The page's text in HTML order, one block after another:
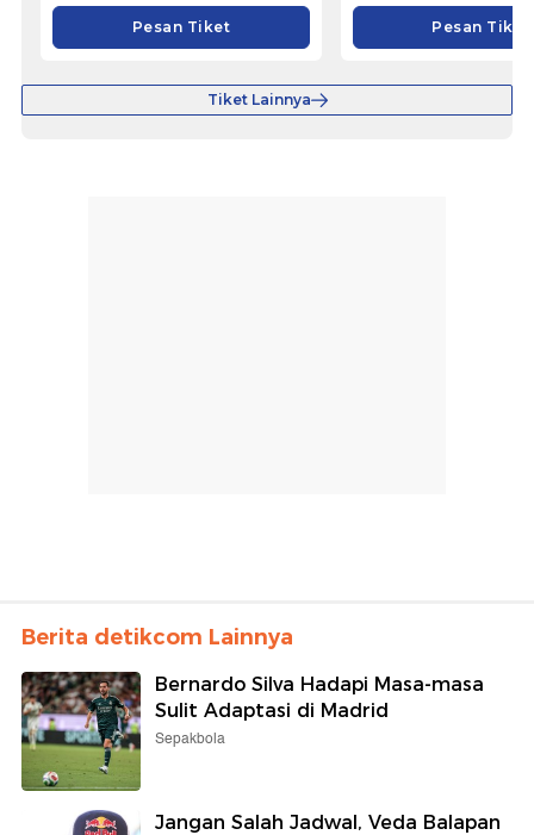
Pesan Tiket Pesan Tiket
Tiket Lainnya
Berita detikcom Lainnya
Bernardo Silva Hadapi Masa-masa
Sulit Adaptasi di Madrid
Sepakbola
Jangan Salah Jadwal, Veda Balapan